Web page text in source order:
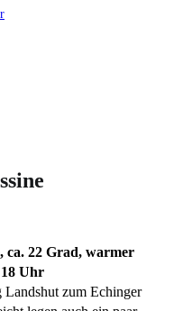
Hofbauer
ca. 22 Grad, warmer
18 Uhr
Landshut zum Echinger